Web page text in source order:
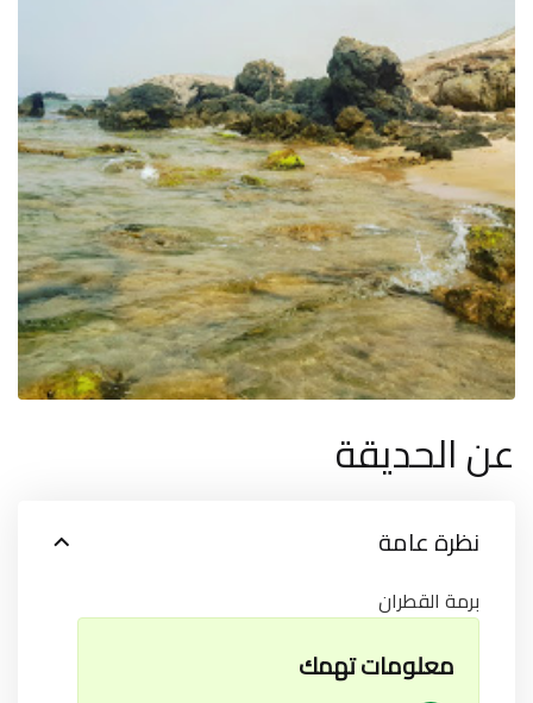
عن الحديقة
نظرة عامة
برمة القطران
معلومات تهمك